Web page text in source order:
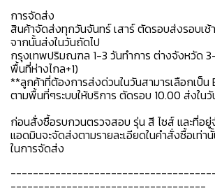
การจัดส่ง
สินค้าจัดส่งทุกวันจันทร์ เสาร์ ตัดรอบส่งรอบเช้
จากนั้นส่งในวันถัดไป
กรุงเทพปริมณฑล 1-3 วันทำการ ต่างจังหวัด
พื้นที่ห่างไกล+1)
**ลูกค้าที่ต้องการส่งด่วนในวันสามารเลือกเป็น
ตามพื้นที่ๆระบบให้บริการ ตัดรอบ 10.00 ส่งใน
ก่อนสั่งซื้อรบกวนตรวจสอบ รุ่น สี ไซส์ และที่อ
แอดมินจะจัดส่งตามรายละเอียดในคำสั่งซื้อเท่
ในการจัดส่ง
-----------------------------------